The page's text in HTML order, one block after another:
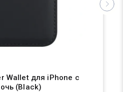
Wallet для iPhone с
(Black)